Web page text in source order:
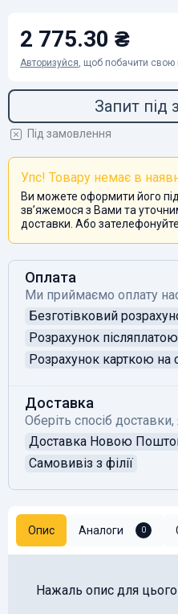
2 775.30 ₴
Авторизуйся, щоб побачити свою
Запит під
Під замовлення
Упс! Товару немає в
Ви можете оформити його
звʼяжемося з Вами та
доставки. Або
Оплата
Ми приймаємо оплату
Безготівковий
Розрахунок післяплатою
Розрахунок карткою на
Доставка
Оберіть спосіб
Доставка Новою
Самовивіз з філії
Опис Аналоги 0
Нажаль опис для цього